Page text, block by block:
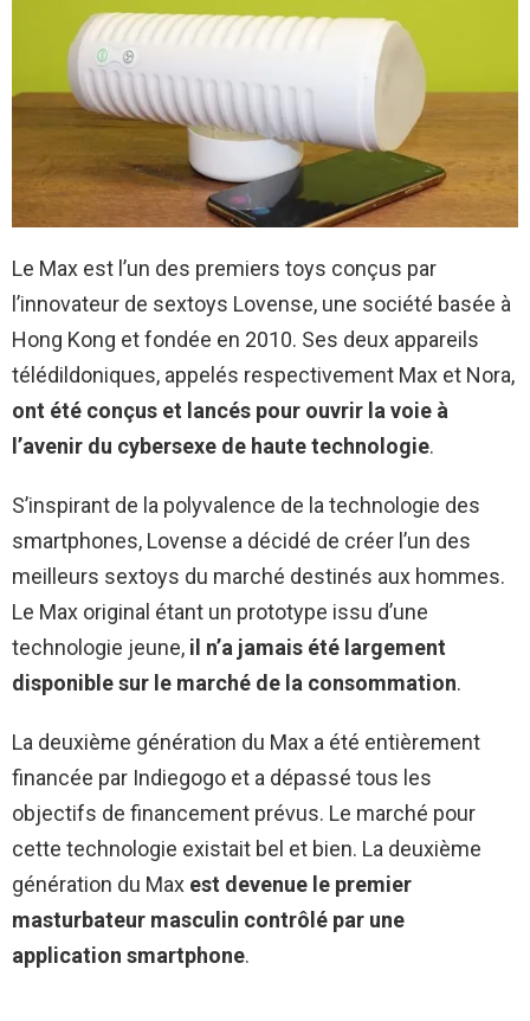
Le Max est l’un des premiers toys conçus par
l’innovateur de sextoys Lovense, une société basée à
Hong Kong et fondée en 2010. Ses deux appareils
télédildoniques, appelés respectivement Max et Nora,
ont été conçus et lancés pour ouvrir la voie à
l’avenir du cybersexe de haute technologie.
S’inspirant de la polyvalence de la technologie des
smartphones, Lovense a décidé de créer l’un des
meilleurs sextoys du marché destinés aux hommes.
Le Max original étant un prototype issu d’une
technologie jeune, il n’a jamais été largement
disponible sur le marché de la consommation.
La deuxième génération du Max a été entièrement
financée par Indiegogo et a dépassé tous les
objectifs de financement prévus. Le marché pour
cette technologie existait bel et bien. La deuxième
génération du Max est devenue le premier
masturbateur masculin contrôlé par une
application smartphone.